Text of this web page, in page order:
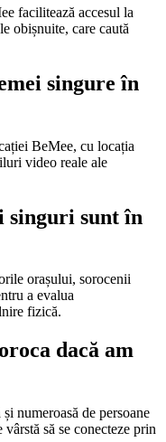
facilitează accesul la
obișnuite, care caută
singure în
BeMee, cu locația
video reale ale
singuri sunt în
orașului, sorocenii
a evalua
fizică.
dacă am
numeroasă de persoane
să se conecteze prin